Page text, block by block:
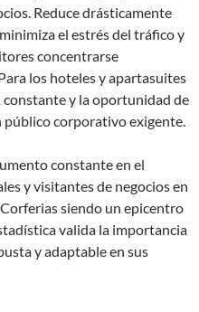
Reduce drásticamente
el estrés del tráfico y
concentrarse
los hoteles y apartasuites
constante y la oportunidad de
público corporativo exigente.
constante en el
y visitantes de negocios en
siendo un epicentro
valida la importancia
y adaptable en sus